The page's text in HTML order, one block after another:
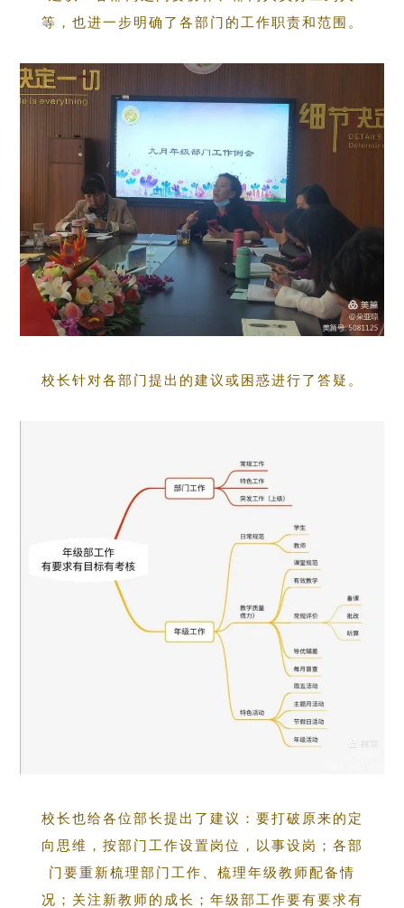
等，也进一步明确了各部门的工作职责和范围。
校长针对各部门提出的建议或困惑进行了答疑。
校长也给各位部长提出了建议：要打破原来的定
向思维，按部门工作设置岗位，以事设岗；各部
门要重新梳理部门工作、梳理年级教师配备情
况；关注新教师的成长；年级部工作要有要求有